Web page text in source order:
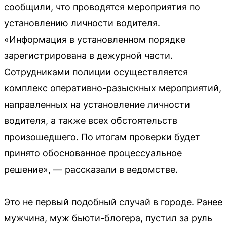
сообщили, что проводятся мероприятия по
установлению личности водителя.
«Информация в установленном порядке
зарегистрирована в дежурной части.
Сотрудниками полиции осуществляется
комплекс оперативно-разыскных мероприятий,
направленных на установление личности
водителя, а также всех обстоятельств
произошедшего. По итогам проверки будет
принято обоснованное процессуальное
решение», — рассказали в ведомстве.
Это не первый подобный случай в городе. Ранее
мужчина, муж бьюти-блогера, пустил за руль